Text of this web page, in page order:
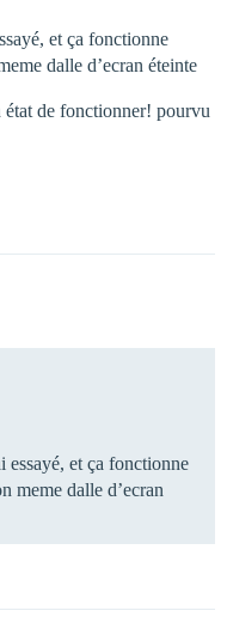
et ça fonctionne
dalle d’ecran éteinte
état de fonctionner! pourvu
et ça fonctionne
meme dalle d’ecran